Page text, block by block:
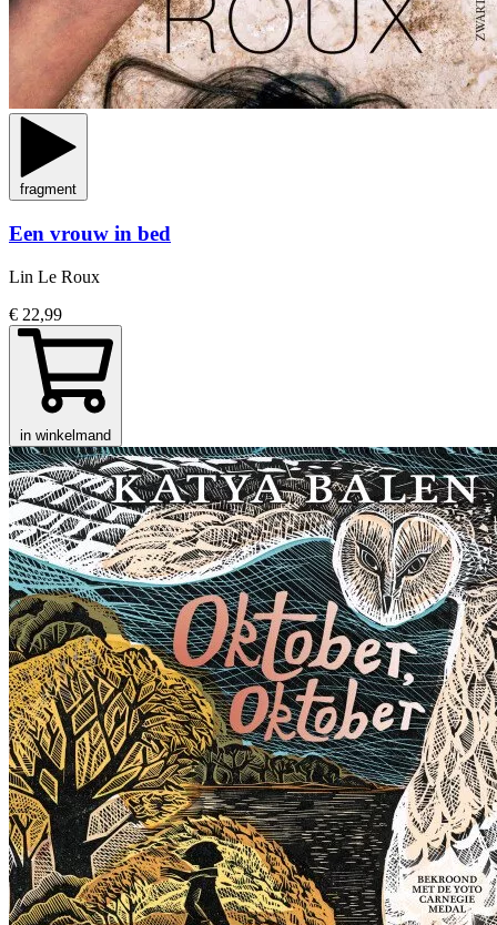
fragment
Een vrouw in bed
Lin Le Roux
€ 22,99
in winkelmand